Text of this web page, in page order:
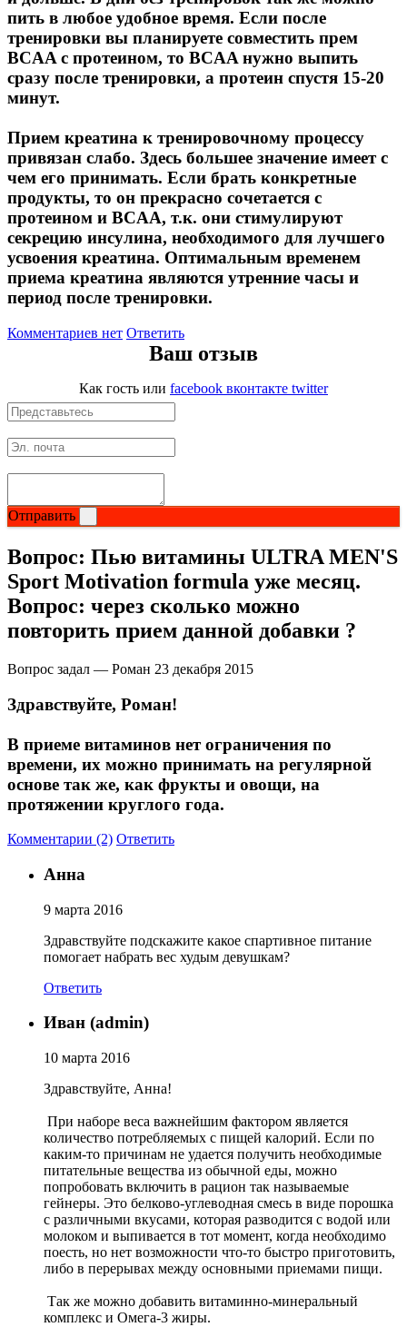
Изотоники
Аргинин
Бета-аланин
Комплексы аминокислот
Энергетики
Таурин
Цитруллин
Аксессуары
НАЗАД
Шейкеры и бутылки
Прочее
Подарочные сертификаты
Полезные продукты
НАЗАД
Снеки и шоколад
Соусы и Топпинги
Распродажа!
Распродажа NOW
пить в любое удобное время. Если после
тренировки вы планируете совместить прем
BCAA c протеином, то BCAA нужно выпить
сразу после тренировки, а протеин спустя 15-20
минут.
Прием креатина к тренировочному процессу
привязан слабо. Здесь большее значение имеет с
чем его принимать. Если брать конкретные
продукты, то он прекрасно сочетается с
протеином и BCAA, т.к. они стимулируют
секрецию инсулина, необходимого для лучшего
усвоения креатина. Оптимальным временем
приема креатина являются утренние часы и
период после тренировки.
Комментариев нет Ответить
Ваш отзыв
Как гость или facebook вконтакте twitter
Отправить
Вопрос: Пью витамины ULTRA MEN'S
Sport Motivation formula уже месяц.
Вопрос: через сколько можно
повторить прием данной добавки ?
Вопрос задал — Роман 23 декабря 2015
Здравствуйте, Роман!
В приеме витаминов нет ограничения по
времени, их можно принимать на регулярной
основе так же, как фрукты и овощи, на
протяжении круглого года.
Комментарии (2) Ответить
Анна
9 марта 2016
Здравствуйте подскажите какое спартивное питание
помогает набрать вес худым девушкам?
Ответить
Иван (admin)
10 марта 2016
Здравствуйте, Анна!
При наборе веса важнейшим фактором является
количество потребляемых с пищей калорий. Если по
каким-то причинам не удается получить необходимые
питательные вещества из обычной еды, можно
попробовать включить в рацион так называемые
гейнеры. Это белково-углеводная смесь в виде порошка
с различными вкусами, которая разводится с водой или
молоком и выпивается в тот момент, когда необходимо
поесть, но нет возможности что-то быстро приготовить,
либо в перерывах между основными приемами пищи.
Так же можно добавить витаминно-минеральный
комплекс и Омега-3 жиры.